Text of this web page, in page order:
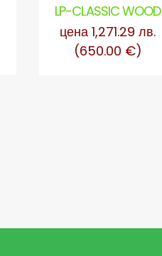
LP-CLASSIC WOOD
цена 1,271.29 лв.
(650.00 €)